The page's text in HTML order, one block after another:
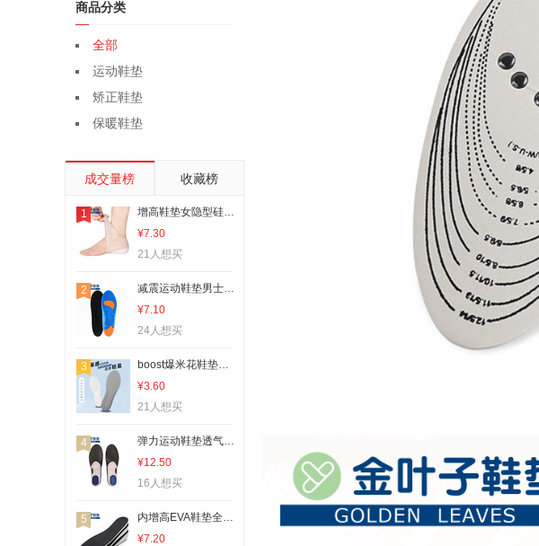
商品分类
全部
运动鞋垫
矫正鞋垫
保暖鞋垫
成交量榜 收藏榜
1
增高鞋垫女隐型硅胶网红仿生隐形透气后跟垫抖音神器男内增高3CM
¥7.30
21人想买
2
减震运动鞋垫男士透气加厚吸汗鞋垫篮球足球跑步军训鞋垫PU运动
¥7.10
24人想买
3
boost爆米花鞋垫增高鞋垫男女夏透气运动增高鞋垫内增高鞋垫神器
¥3.60
21人想买
4
弹力运动鞋垫透气减震加厚男垫女垫足弓支撑篮球鞋跑步登山鞋垫PU
¥12.50
16人想买
5
内增高EVA鞋垫全垫后跟隐形增高鞋垫舒适男女式记忆海绵多种高度
¥7.20